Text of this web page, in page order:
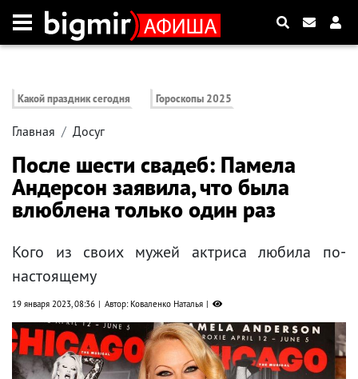
Какой праздник сегодня Гороскопы 2025
Главная Досуг
После шести свадеб: Памела
Андерсон заявила, что была
влюблена только один раз
Кого из своих мужей актриса любила по-
настоящему
19 января 2023, 08:36 Автор: Коваленко Наталья